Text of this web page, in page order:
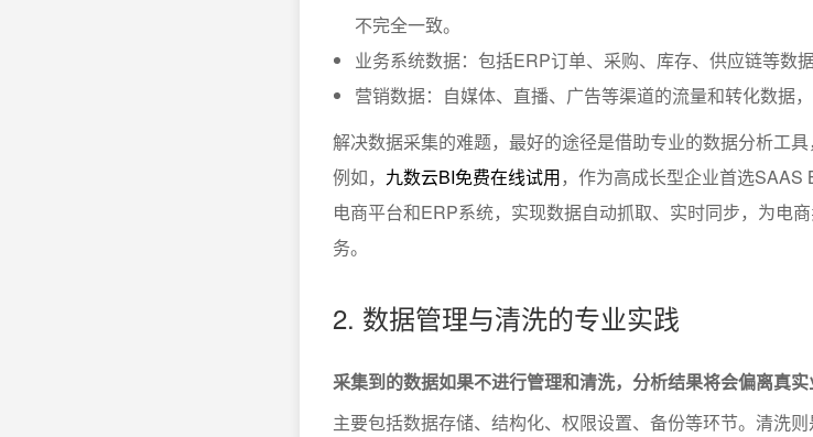
不完全一致。
业务系统数据：包括ERP订单、采购、库存、供应链等数
营销数据：自媒体、直播、广告等渠道的流量和转化数据
解决数据采集的难题，最好的途径是借助专业的数据分析工具
例如， 九数云BI免费在线试用，作为高成长型企业首选
电商平台和ERP系统，实现数据自动抓取、实时同步，为电
务。
2. 数据管理与清洗的专业实践
采集到的数据如果不进行管理和清洗，分析结果将会偏离真实
主要包括数据存储、结构化、权限设置、备份等环节。清洗